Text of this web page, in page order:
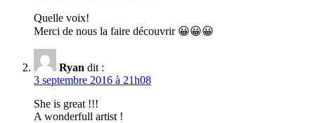
Quelle voix!
Merci de nous la faire découvrir 😀😀😀
Ryan dit :
3 septembre 2016 à 21h08
She is great !!!
A wonderfull artist !